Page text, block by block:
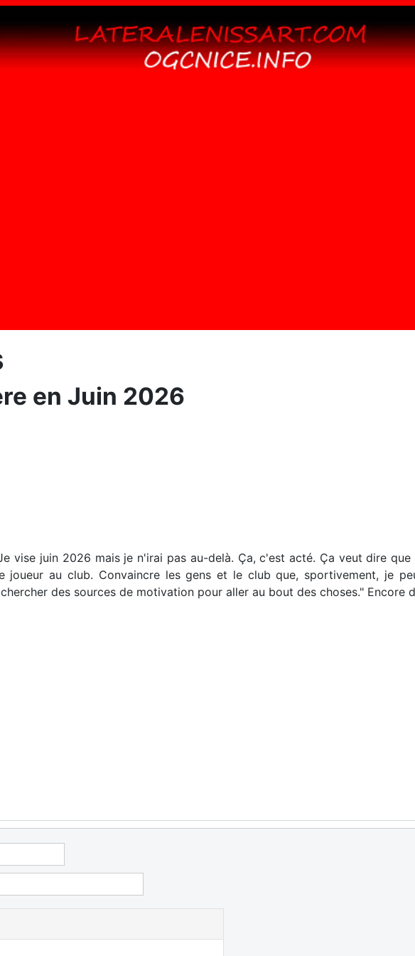
en Juin 2026
vise juin 2026 mais je n'irai pas au-delà. Ça, c'est acté. Ça veut dire
joueur au club. Convaincre les gens et le club que, sportivement, je
des sources de motivation pour aller au bout des choses."